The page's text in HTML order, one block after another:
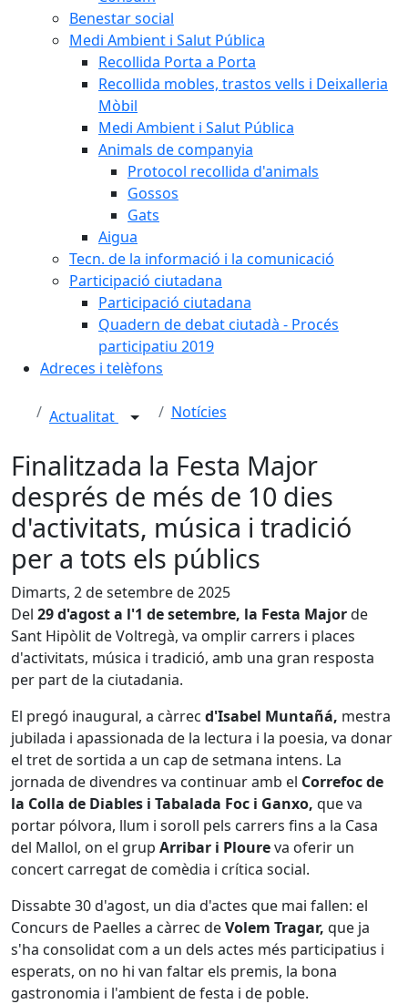
Benestar social
Medi Ambient i Salut Pública
Recollida Porta a Porta
Recollida mobles, trastos vells i Deixalleria
Mòbil
Medi Ambient i Salut Pública
Animals de companyia
Protocol recollida d'animals
Gossos
Gats
Aigua
Tecn. de la informació i la comunicació
Participació ciutadana
Participació ciutadana
Quadern de debat ciutadà - Procés
participatiu 2019
Adreces i telèfons
Actualitat Notícies
Finalitzada la Festa Major
després de més de 10 dies
d'activitats, música i tradició
per a tots els públics
Dimarts, 2 de setembre de 2025
Del 29 d'agost a l'1 de setembre, la Festa Majorde
Sant Hipòlit de Voltregà, va omplir carrers i places
d'activitats, música i tradició, amb una gran resposta
per part de la ciutadania.
El pregó inaugural, a càrrec d'Isabel Muntañá, mestra
jubilada i apassionada de la lectura i la poesia, va donar
el tret de sortida a un cap de setmana intens. La
jornada de divendres va continuar amb el Correfoc de
la Colla de Diables i Tabalada Foc i Ganxo, que va
portar pólvora, llum i soroll pels carrers fins a la Casa
del Mallol, on el grup Arribar i Ploureva oferir un
concert carregat de comèdia i crítica social.
Dissabte 30 d'agost, un dia d'actes que mai fallen: el
Concurs de Paelles a càrrec deVolem Tragar, que ja
s'ha consolidat com a un dels actes més participatius i
esperats, on no hi van faltar els premis, la bona
gastronomia i l'ambient de festa i de poble.